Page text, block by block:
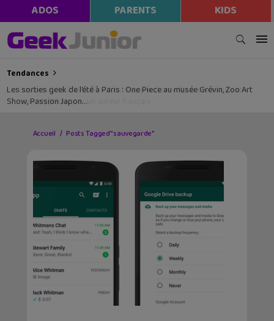
ADOS PARENTS KIDS
Tendances
Les sorties geek de l’été à Paris : One Piece au musée Grévin, Zoo Art
Show, Passion Japon…
Accueil Posts Tagged "sauvegarde"